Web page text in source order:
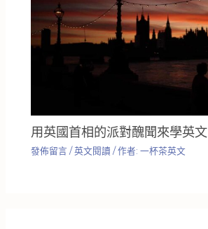
用英國首相的派對醜聞來學英文
發佈留言 /英文閱讀 / 作者:一杯茶英文